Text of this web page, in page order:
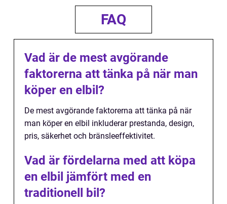
FAQ
Vad är de mest avgörande
faktorerna att tänka på när man
köper en elbil?
De mest avgörande faktorerna att tänka på när
man köper en elbil inkluderar prestanda, design,
pris, säkerhet och bränsleeffektivitet.
Vad är fördelarna med att köpa
en elbil jämfört med en
traditionell bil?